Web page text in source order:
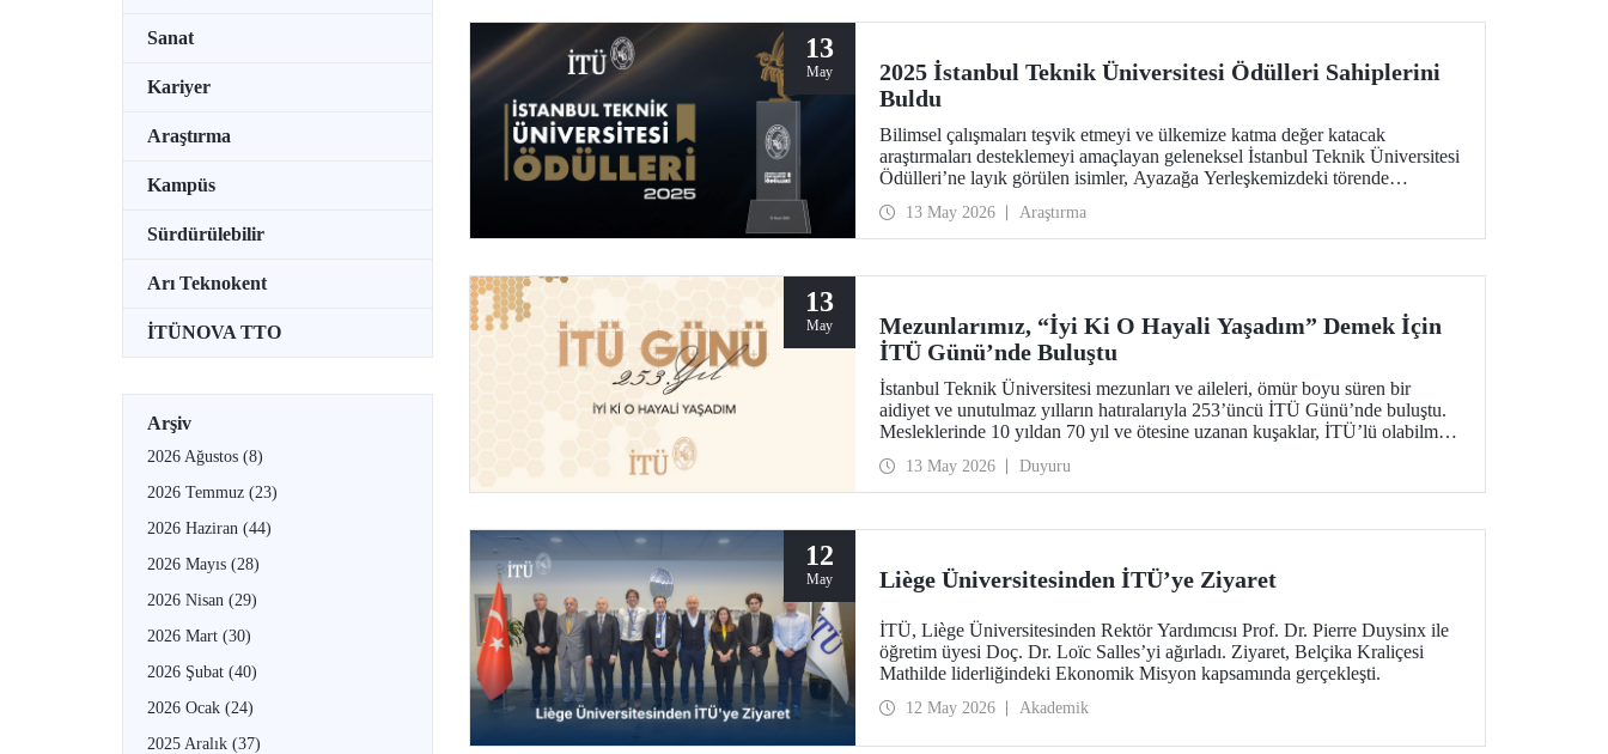
Sanat
Kariyer
Araştırma
Kampüs
Sürdürülebilir
Arı Teknokent
İTÜNOVA TTO
Arşiv
2026 Ağustos (8)
2026 Temmuz (23)
2026 Haziran (44)
2026 Mayıs (28)
2026 Nisan (29)
2026 Mart (30)
2026 Şubat (40)
2026 Ocak (24)
2025 Aralık (37)
13
May
2025 İstanbul Teknik Üniversitesi Ödülleri Sahiplerini
Buldu
Bilimsel çalışmaları teşvik etmeyi ve ülkemize katma değer katacak
araştırmaları desteklemeyi amaçlayan geleneksel İstanbul Teknik Üniversitesi
Ödülleri’ne layık görülen isimler, Ayazağa Yerleşkemizdeki törende
13 May 2026 Araştırma
13
May
Mezunlarımız, “İyi Ki O Hayali Yaşadım” Demek İçin
İTÜ Günü’nde Buluştu
İstanbul Teknik Üniversitesi mezunları ve aileleri, ömür boyu süren bir
aidiyet ve unutulmaz yılların hatıralarıyla 253’üncü İTÜ Günü’nde buluştu.
Mesleklerinde 10 yıldan 70 yıl ve ötesine uzanan kuşaklar, İTÜ’lü olabilme
13 May 2026 Duyuru
12
May Liège Üniversitesinden İTÜ’ye Ziyaret
İTÜ, Liège Üniversitesinden Rektör Yardımcısı Prof. Dr. Pierre Duysinx ile
öğretim üyesi Doç. Dr. Loïc Salles’yi ağırladı. Ziyaret, Belçika Kraliçesi
Mathilde liderliğindeki Ekonomik Misyon kapsamında gerçekleşti.
12 May 2026 Akademik